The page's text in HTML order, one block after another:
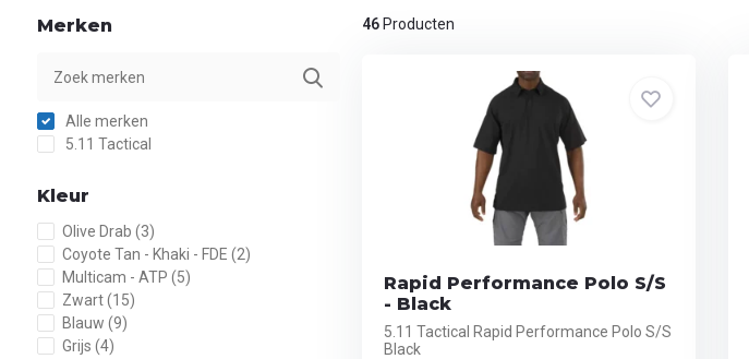
Merken
Alle merken
5.11 Tactical
Kleur
Olive Drab (3)
Coyote Tan - Khaki - FDE (2)
Multicam - ATP (5)
Zwart(15)
Blauw (9)
Grijs (4)
46Producten
Rapid Performance Polo S/S
- Black
5.11 Tactical Rapid Performance Polo S/S
Black